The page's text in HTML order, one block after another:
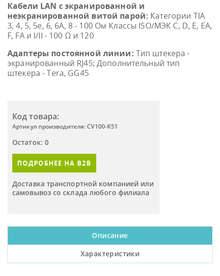
Кабели LAN с экранированной и
неэкранированной витой парой: Категории TIA
3, 4, 5, 5e, 6, 6A, 8 - 100 Ом Классы ISO/МЭК C, D, E, EA,
F, FA и I/II - 100 Ω и 120
Адаптеры постоянной линии: Тип штекера -
экранированный RJ45; Дополнительный тип
штекера - Tera, GG45
Код товара:
Артикул производителя: CV100-K51
Остаток: 0
ПОДРОБНЕЕ НА B2B
Доставка транспортной компанией или
самовывоз со склада любого филиала
Описание
Характеристики